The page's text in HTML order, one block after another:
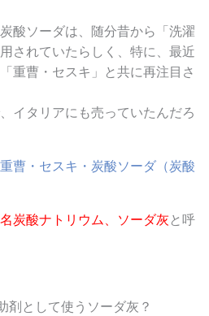
酸ソーダは、随分昔から「洗濯
されていたらしく、特に、最近
重曹・セスキ」と共に再注目さ
イタリアにも売っていたんだろ
重曹・セスキ・炭酸ソーダ（炭酸
炭酸ナトリウム、ソーダ灰 と呼
剤として使うソーダ灰？